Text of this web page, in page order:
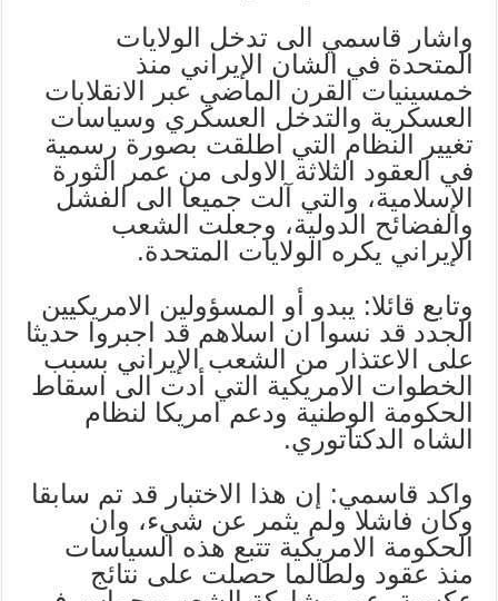
واشار قاسمي الى تدخل الولايات
المتحدة في الشان الإيراني منذ
خمسينيات القرن الماضي عبر الانقلابات
العسكرية والتدخل العسكري وسياسات
تغيير النظام التي اطلقت بصورة رسمية
في العقود الثلاثة الاولى من عمر الثورة
الإسلامية، والتي آلت جميعا الى الفشل
والفضائح الدولية، وجعلت الشعب
الإيراني يكره الولايات المتحدة.
وتابع قائلا: يبدو أو المسؤولين الامريكيين
الجدد قد نسوا ان اسلاهم قد اجبروا حديثا
على الاعتذار من الشعب الإيراني بسبب
الخطوات الامريكية التي أدت الى اسقاط
الحكومة الوطنية ودعم امريكا لنظام
الشاه الدكتاتوري.
واكد قاسمي: إن هذا الاختبار قد تم سابقا
وكان فاشلا ولم يثمر عن شيء، وان
الحكومة الامريكية تتبع هذه السياسات
منذ عقود ولطالما حصلت على نتائج